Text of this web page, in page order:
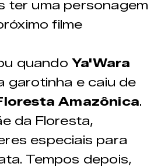
ter uma personagem
filme
quando Ya'Wara
garotinha e caiu de
Amazônica.
da Floresta,
especiais para
Tempos depois,